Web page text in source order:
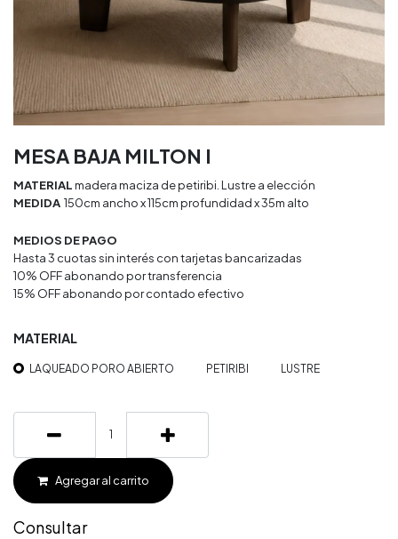
MESA BAJA MILTON I
MATERIALmadera maciza de petiribi. Lustre a elección​
MEDIDA 150cm ancho x 115cm profundidad x 35m alto
MEDIOS DE PAGO
Hasta 3 cuotas sin interés con tarjetas bancarizadas
10% OFF abonando por transferencia
15% OFF abonando por contado efectivo
MATERIAL
LAQUEADO PORO ABIERTO PETIRIBI LUSTRE
Agregar al carrito
Consultar